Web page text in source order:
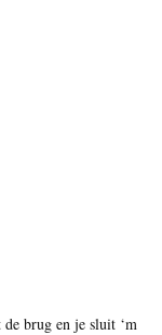
brug en je sluit ‘m